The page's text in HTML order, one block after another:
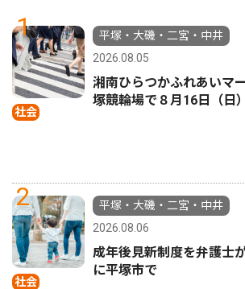
1
社会
平塚・大磯・二宮・中井
2026.08.05
湘南ひらつかふれあいマ
塚競輪場で８月16日（日）
2
社会
平塚・大磯・二宮・中井
2026.08.06
成年後見新制度を弁護士
に平塚市で